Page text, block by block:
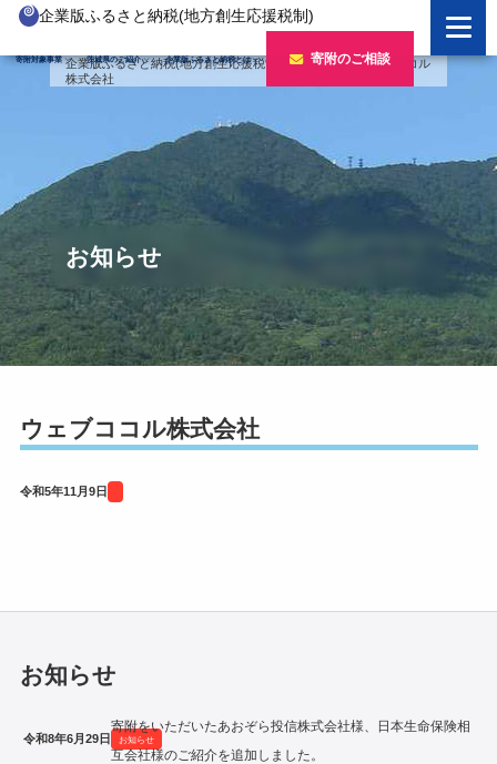
企業版ふるさと納税(地方創生応援税制)
寄附対象事業 茨城県のご紹介 企業版ふるさと納税とは 寄附のご相談
企業版ふるさと納税とは
制度の概要
企業版ふるさと納税(人材派遣型)
寄附をいただいた企業様
寄附対象事業のご紹介
新しい豊かさを推進する事業
新しい安心安全を推進する事業
新しい人財育成を推進する事業
新しい夢・希望を推進する事業
事業検索フォーム
茨城県のご紹介
茨城のポテンシャル
「新しい茨城」への4つのチャレンジ
寄附をいただいた企業様
令和7年度寄附企業一覧
令和6年度寄附企業一覧
令和5年度寄附企業一覧
令和4年度寄附企業一覧
企業版ふるさと納税(地方創生応援税制) >寄附企業>ウェブココル
株式会社
お知らせ
ウェブココル株式会社
令和5年11月9日
お知らせ
令和8年6月29日 お知らせ
寄附をいただいたあおぞら投信株式会社様、日本生命保険相
互会社様のご紹介を追加しました。